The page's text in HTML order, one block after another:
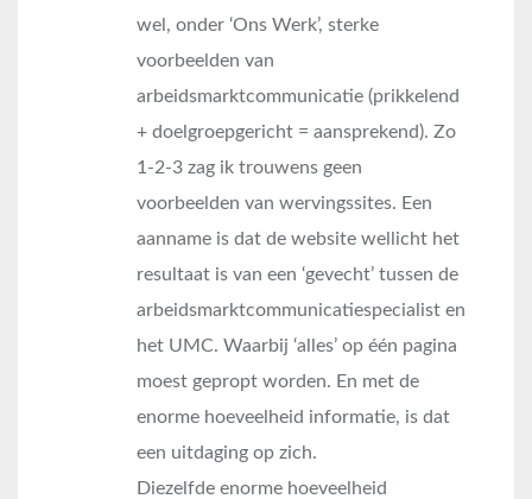
wel, onder ‘Ons Werk’, sterke
voorbeelden van
arbeidsmarktcommunicatie (prikkelend
+ doelgroepgericht = aansprekend). Zo
1-2-3 zag ik trouwens geen
voorbeelden van wervingssites. Een
aanname is dat de website wellicht het
resultaat is van een ‘gevecht’ tussen de
arbeidsmarktcommunicatiespecialist en
het UMC. Waarbij ‘alles’ op één pagina
moest gepropt worden. En met de
enorme hoeveelheid informatie, is dat
een uitdaging op zich.
Diezelfde enorme hoeveelheid